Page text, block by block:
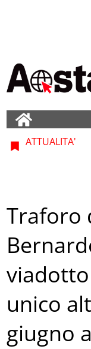
ATTUALITA'
Traforo
viadotto
unico
giugno